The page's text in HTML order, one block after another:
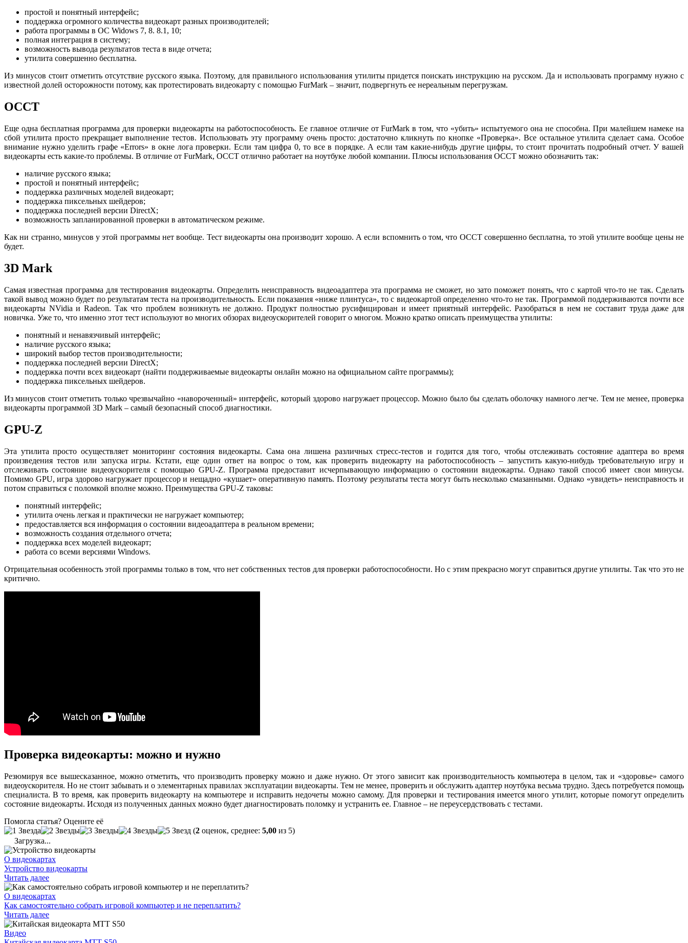
простой и понятный интерфейс;
поддержка огромного количества видеокарт разных производителей;
работа программы в ОС Widows 7, 8. 8.1, 10;
полная интеграция в систему;
возможность вывода результатов теста в виде отчета;
утилита совершенно бесплатна.
Из минусов стоит отметить отсутствие русского языка. Поэтому, для правильного использования утилиты придется поискать инструкцию на русском. Да и использовать программу нужно с
известной долей осторожности потому, как протестировать видеокарту с помощью FurMark – значит, подвергнуть ее нереальным перегрузкам.
ОССТ
Еще одна бесплатная программа для проверки видеокарты на работоспособность. Ее главное отличие от FurMark в том, что «убить» испытуемого она не способна. При малейшем намеке на
сбой утилита просто прекращает выполнение тестов. Использовать эту программу очень просто: достаточно кликнуть по кнопке «Проверка». Все остальное утилита сделает сама. Особое
внимание нужно уделить графе «Errors» в окне лога проверки. Если там цифра 0, то все в порядке. А если там какие-нибудь другие цифры, то стоит прочитать подробный отчет. У вашей
видеокарты есть какие-то проблемы. В отличие от FurMark, ОССТ отлично работает на ноутбуке любой компании. Плюсы использования ОССТ можно обозначить так:
наличие русского языка;
простой и понятный интерфейс;
поддержка различных моделей видеокарт;
поддержка пиксельных шейдеров;
поддержка последней версии DirectX;
возможность запланированной проверки в автоматическом режиме.
Как ни странно, минусов у этой программы нет вообще. Тест видеокарты она производит хорошо. А если вспомнить о том, что ОССТ совершенно бесплатна, то этой утилите вообще цены не
будет.
3D Mark
Самая известная программа для тестирования видеокарты. Определить неисправность видеоадаптера эта программа не сможет, но зато поможет понять, что с картой что-то не так. Сделать
такой вывод можно будет по результатам теста на производительность. Если показания «ниже плинтуса», то с видеокартой определенно что-то не так. Программой поддерживаются почти все
видеокарты NVidia и Radeon. Так что проблем возникнуть не должно. Продукт полностью русифицирован и имеет приятный интерфейс. Разобраться в нем не составит труда даже для
новичка. Уже то, что именно этот тест используют во многих обзорах видеоускорителей говорит о многом. Можно кратко описать преимущества утилиты:
понятный и ненавязчивый интерфейс;
наличие русского языка;
широкий выбор тестов производительности;
поддержка последней версии DirectX;
поддержка почти всех видеокарт (найти поддерживаемые видеокарты онлайн можно на официальном сайте программы);
поддержка пиксельных шейдеров.
Из минусов стоит отметить только чрезвычайно «навороченный» интерфейс, который здорово нагружает процессор. Можно было бы сделать оболочку намного легче. Тем не менее, проверка
видеокарты программой 3D Mark – самый безопасный способ диагностики.
GPU-Z
Эта утилита просто осуществляет мониторинг состояния видеокарты. Сама она лишена различных стресс-тестов и годится для того, чтобы отслеживать состояние адаптера во время
произведения тестов или запуска игры. Кстати, еще один ответ на вопрос о том, как проверить видеокарту на работоспособность – запустить какую-нибудь требовательную игру и
отслеживать состояние видеоускорителя с помощью GPU-Z. Программа предоставит исчерпывающую информацию о состоянии видеокарты. Однако такой способ имеет свои минусы.
Помимо GPU, игра здорово нагружает процессор и нещадно «кушает» оперативную память. Поэтому результаты теста могут быть несколько смазанными. Однако «увидеть» неисправность и
потом справиться с поломкой вполне можно. Преимущества GPU-Z таковы:
понятный интерфейс;
утилита очень легкая и практически не нагружает компьютер;
предоставляется вся информация о состоянии видеоадаптера в реальном времени;
возможность создания отдельного отчета;
поддержка всех моделей видеокарт;
работа со всеми версиями Windows.
Отрицательная особенность этой программы только в том, что нет собственных тестов для проверки работоспособности. Но с этим прекрасно могут справиться другие утилиты. Так что это не
критично.
Проверка видеокарты: можно и нужно
Резюмируя все вышесказанное, можно отметить, что производить проверку можно и даже нужно. От этого зависит как производительность компьютера в целом, так и «здоровье» самого
видеоускорителя. Но не стоит забывать и о элементарных правилах эксплуатации видеокарты. Тем не менее, проверить и обслужить адаптер ноутбука весьма трудно. Здесь потребуется помощь
специалиста. В то время, как проверить видеокарту на компьютере и исправить недочеты можно самому. Для проверки и тестирования имеется много утилит, которые помогут определить
состояние видеокарты. Исходя из полученных данных можно будет диагностировать поломку и устранить ее. Главное – не переусердствовать с тестами.
Помогла статья? Оцените её
(2 оценок, среднее: 5,00 из 5)
Загрузка...
О видеокартах
Устройство видеокарты
Читать далее
О видеокартах
Как самостоятельно собрать игровой компьютер и не переплатить?
Читать далее
Видео